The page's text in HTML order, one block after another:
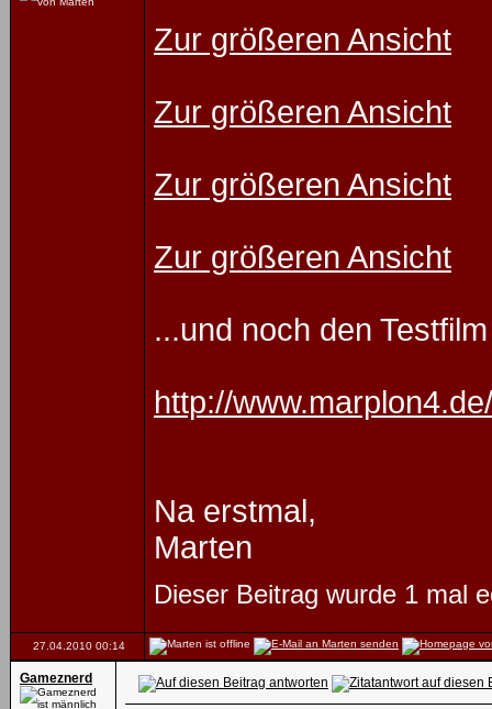
Zur größeren Ansicht
Zur größeren Ansicht
Zur größeren Ansicht
Zur größeren Ansicht
...und noch den
http://
Na erstmal,
Marten
Dieser Beitrag wurde 1 mal
27.04.2010 00:14
Gameznerd